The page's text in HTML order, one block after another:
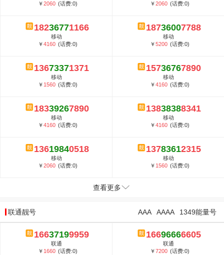
￥2060 (话费:0)
￥2060 (话费:0)
18236771166
移动
￥4160 (话费:0)
18736007788
移动
￥5200 (话费:0)
13673371371
移动
￥ 1560 (话费:0)
15736767890
移动
￥4160 (话费:0)
18339267890
移动
￥4160 (话费:0)
13838388341
移动
￥4160 (话费:0)
13619840518
移动
￥2060 (话费:0)
13783612315
移动
￥ 1560 (话费:0)
查看更多
联通靓号 1349能量号
AAAA
AAA
16637199959
联通
￥ 1660 (话费:0)
16696666605
联通
￥7200 (话费:0)